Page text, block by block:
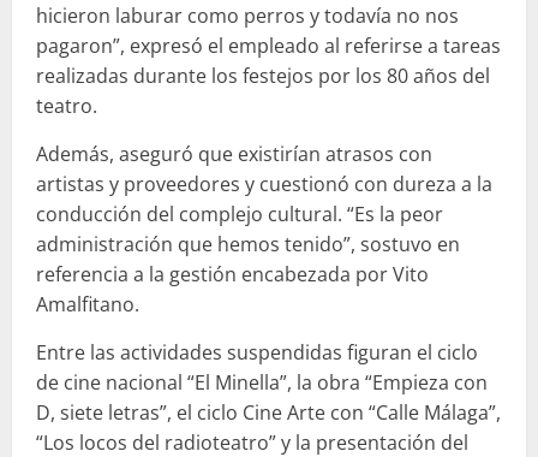
hicieron laburar como perros y todavía no nos
pagaron”, expresó el empleado al referirse a tareas
realizadas durante los festejos por los 80 años del
teatro.
Además, aseguró que existirían atrasos con
artistas y proveedores y cuestionó con dureza a la
conducción del complejo cultural. “Es la peor
administración que hemos tenido”, sostuvo en
referencia a la gestión encabezada porVito
Amalfitano.
Entre las actividades suspendidas figuran el ciclo
de cine nacional “El Minella”, la obra “Empieza con
D, siete letras”, el ciclo Cine Arte con “Calle Málaga”,
“Los locos del radioteatro” y la presentación del